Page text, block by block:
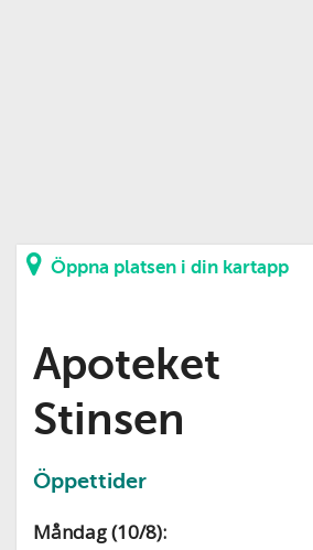
Öppna platsen i din kartapp
Apoteket
Stinsen
Öppettider
Måndag (10/8):